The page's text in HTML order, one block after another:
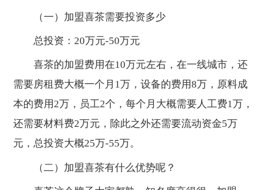
（一）加盟喜茶需要投资多少
总投资：20万元-50万元
喜茶的加盟费用在10万元左右，在一线城市，还
需要房租费大概一个月1万，设备的费用8万，原料成
本的费用2万，员工2个，每个月大概需要人工费1万，
还需要材料费2万元，除此之外还需要流动资金5万
元，总投资大概25万-55万。
（二）加盟喜茶有什么优势呢？